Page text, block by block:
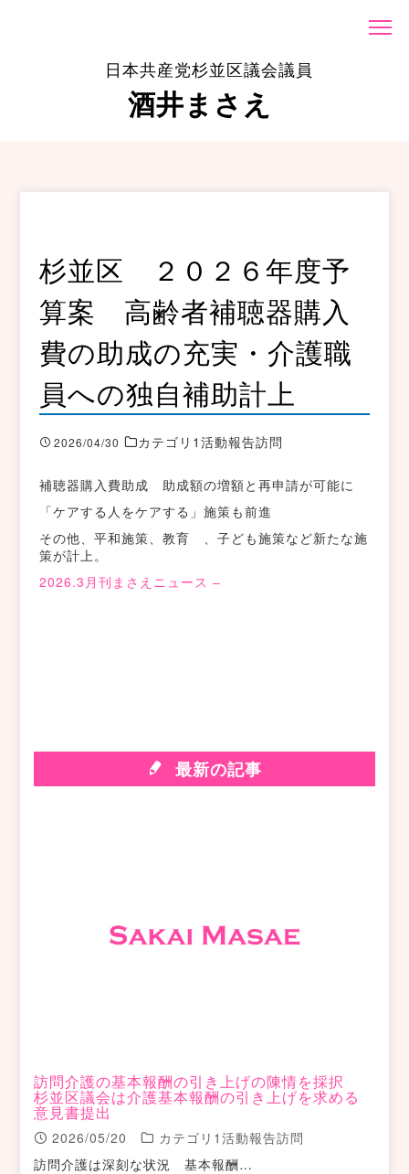
日本共産党杉並区議会議員
酒井まさえ
杉並区 ２０２６年度予
算案 高齢者補聴器購入
費の助成の充実・介護職
員への独自補助計上
2026/04/30 カテゴリ1活動報告訪問
補聴器購入費助成 助成額の増額と再申請が可能に
「ケアする人をケアする」施策も前進
その他、平和施策、教育 、子ども施策など新たな施
策が計上。
2026.3月刊まさえニュース –
最新の記事
訪問介護の基本報酬の引き上げの陳情を採択
杉並区議会は介護基本報酬の引き上げを求める
意見書提出
2026/05/20
カテゴリ1活動報告訪問
訪問介護は深刻な状況 基本報酬…